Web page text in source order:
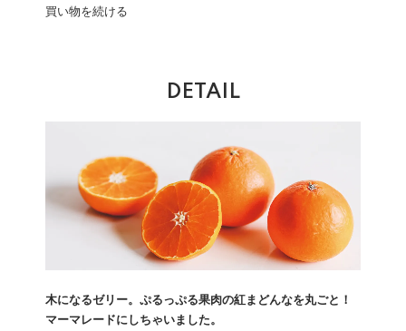
買い物を続ける
DETAIL
木になるゼリー。ぷるっぷる果肉の紅まどんなを丸ごと！
マーマレードにしちゃいました。